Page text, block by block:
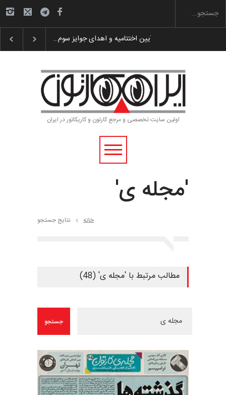
به یاد اردوغان باشول (۱۹۳۶–۲۰۲۶)
اولین سایت تخصصی و مرجع کارتون و کاریکاتور در ایران
'مجله ی'
خانه نتایج جستجو
مطالب مرتبط با 'مجله ی' (48)